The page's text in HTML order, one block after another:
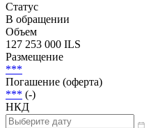
Статус
В обращении
Объем
127 253 000 ILS
Размещение
***
Погашение (оферта)
*** (-)
НКД